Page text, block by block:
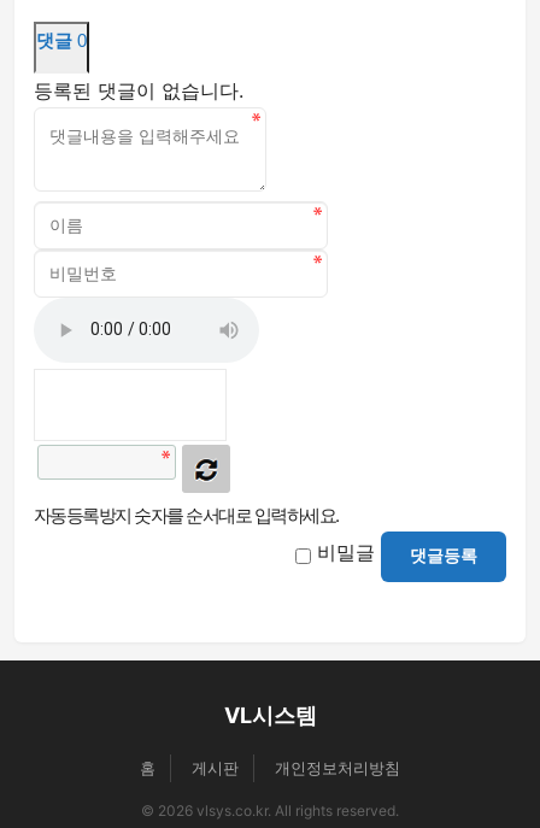
댓글 0
등록된 댓글이 없습니다.
자동등록방지 숫자를 순서대로 입력하세요.
비밀글 댓글등록
VL시스템
홈 게시판 개인정보처리방침
© 2026 vlsys.co.kr. All rights reserved.